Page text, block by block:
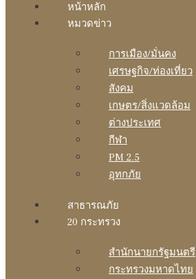
หน้าหลัก
หมวดข่าว
การเมือง/มั่นคง
เศรษฐกิจ/ท่องเที่ยว
สังคม
เกษตร/สิ่งแวดล้อม
ต่างประเทศ
กีฬา
PM 2.5
อุทกภัย
สาธารณภัย
20 กระทรวง
สํานักนายกรัฐมนตรี
กระทรวงมหาดไทย